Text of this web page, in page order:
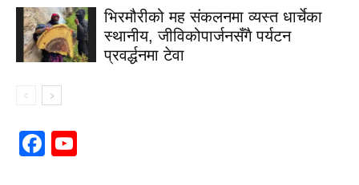
भिरमौरीको मह संकलनमा व्यस्त धार्चेका
स्थानीय, जीविकोपार्जनसँगै पर्यटन
प्रवर्द्धनमा टेवा
Facebook